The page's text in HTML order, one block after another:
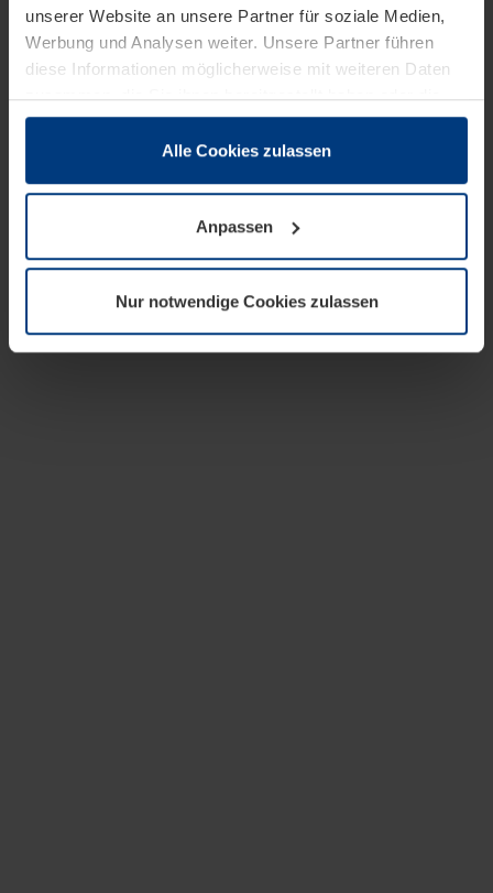
unserer Website an unsere Partner für soziale Medien,
Werbung und Analysen weiter. Unsere Partner führen
diese Informationen möglicherweise mit weiteren Daten
zusammen, die Sie ihnen bereitgestellt haben oder die
sie im Rahmen Ihrer Nutzung der Dienste gesammelt
wenn diese für den Betrieb dieser Seite unbedingt
notwendig sind. Für alle anderen Cookie-Typen benötigen
wir Ihre Erlaubnis. Ihre Einwilligung können Sie jederzeit
Datenschutzerklärungunserer Website ändern oder
widerrufen.
Alle Cookies zulassen
Anpassen
Nur notwendige Cookies zulassen